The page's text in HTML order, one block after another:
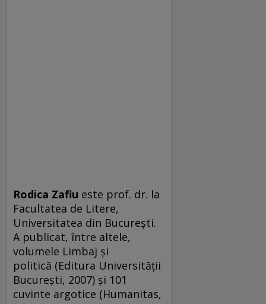
Rodica Zafiu este prof. dr. la
Facultatea de Litere,
Universitatea din București.
A publicat, între altele,
volumele Limbaj și
politică (Editura Universității
București, 2007) și 101
cuvinte argotice (Humanitas,